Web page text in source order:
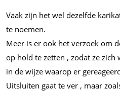
Vaak zijn het wel dezelfde
te noemen.
Meer is er ook het verzoek om
op hold te zetten , zodat ze
in de wijze waarop er
Uitsluiten gaat te ver , maar